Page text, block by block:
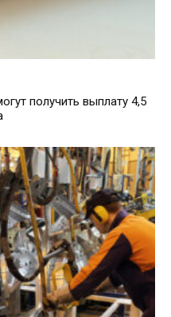
получить выплату 4,5